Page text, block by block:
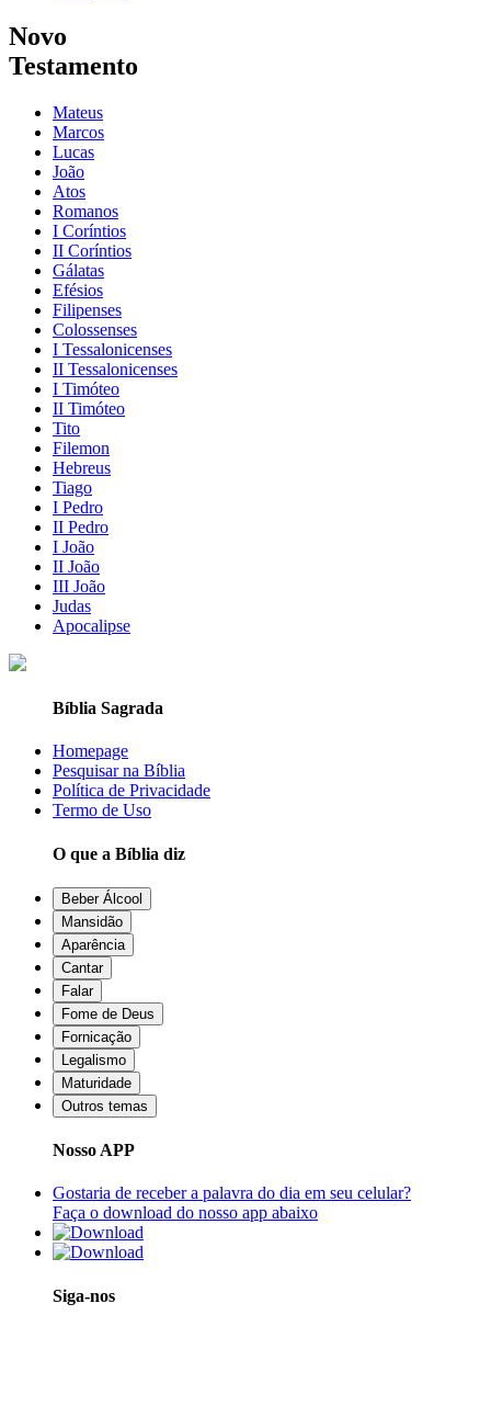
Novo
Testamento
Mateus
Marcos
Lucas
João
Atos
Romanos
I Coríntios
II Coríntios
Gálatas
Efésios
Filipenses
Colossenses
I Tessalonicenses
II Tessalonicenses
I Timóteo
II Timóteo
Tito
Filemon
Hebreus
Tiago
I Pedro
II Pedro
I João
II João
III João
Judas
Apocalipse
Bíblia Sagrada
Homepage
Pesquisar na Bíblia
Política de Privacidade
Termo de Uso
O que a Bíblia diz
Beber Álcool
Mansidão
Aparência
Cantar
Falar
Fome de Deus
Fornicação
Legalismo
Maturidade
Outros temas
Nosso APP
Gostaria de receber a palavra do dia em seu celular?
Faça o download do nosso app abaixo
Siga-nos